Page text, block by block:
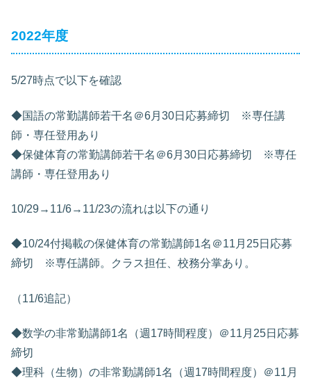
2022年度
5/27時点で以下を確認
◆国語の常勤講師若干名＠6月30日応募締切 ※専任講
師・専任登用あり
◆保健体育の常勤講師若干名＠6月30日応募締切 ※専任
講師・専任登用あり
10/29→11/6→11/23の流れは以下の通り
◆10/24付掲載の保健体育の常勤講師1名＠11月25日応募
締切 ※専任講師。クラス担任、校務分掌あり。
（11/6追記）
◆数学の非常勤講師1名（週17時間程度）＠11月25日応募
締切
◆理科（生物）の非常勤講師1名（週17時間程度）＠11月